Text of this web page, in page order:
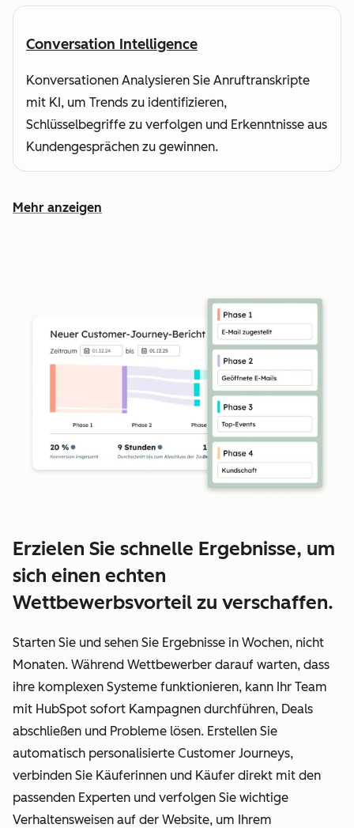
Conversation Intelligence
Konversationen Analysieren Sie Anruftranskripte
mit KI, um Trends zu identifizieren,
Schlüsselbegriffe zu verfolgen und Erkenntnisse aus
Kundengesprächen zu gewinnen.
Mehr anzeigen
Weitere Funktionen ansehen
Erzielen Sie schnelle Ergebnisse, um
sich einen echten
Wettbewerbsvorteil zu verschaffen.
Starten Sie und sehen Sie Ergebnisse in Wochen, nicht
Monaten. Während Wettbewerber darauf warten, dass
ihre komplexen Systeme funktionieren, kann Ihr Team
mit HubSpot sofort Kampagnen durchführen, Deals
abschließen und Probleme lösen. Erstellen Sie
automatisch personalisierte Customer Journeys,
verbinden Sie Käuferinnen und Käufer direkt mit den
passenden Experten und verfolgen Sie wichtige
Verhaltensweisen auf der Website, um Ihrem